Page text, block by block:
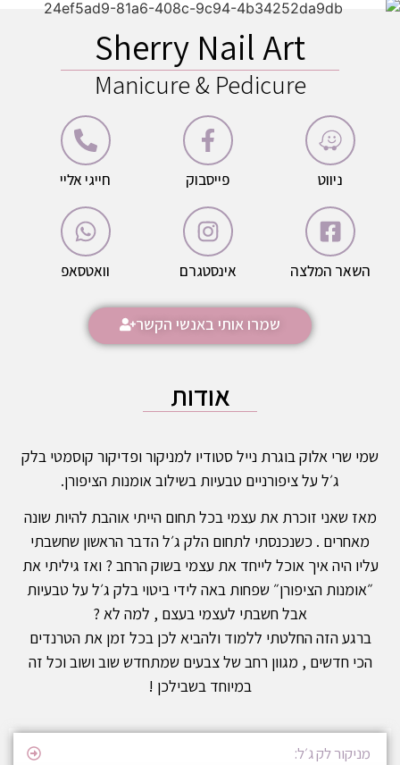
Sherry Nail Art
Manicure & Pedicure
ניווט פייסבוק חייגי אליי
השאר המלצה אינסטגרם וואטסאפ
שמרו אותי באנשי הקשר
אודות
שמי שרי אלוק בוגרת נייל סטודיו למניקור ופדיקור קוסמטי בלק
ג׳ל על ציפורניים טבעיות בשילוב אומנות הציפורן.
מאז שאני זוכרת את עצמי בכל תחום הייתי אוהבת להיות שונה
מאחרים . כשנכנסתי לתחום הלק ג׳ל הדבר הראשון שחשבתי
עליו היה איך אוכל לייחד את עצמי בשוק הרחב ? ואז גיליתי את
״אומנות הציפורן״ שפחות באה לידי ביטוי בלק ג׳ל על טבעיות
אבל חשבתי לעצמי בעצם , למה לא ?
ברגע הזה החלטתי ללמוד ולהביא לכן בכל זמן את הטרנדים
הכי חדשים , מגוון רחב של צבעים שמתחדש שוב ושוב וכל זה
במיוחד בשבילכן !
מניקור לק ג׳ל: